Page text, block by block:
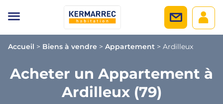
Accueil > Biens à vendre > Appartement > Ardilleux
Acheter un Appartement à
Ardilleux (79)